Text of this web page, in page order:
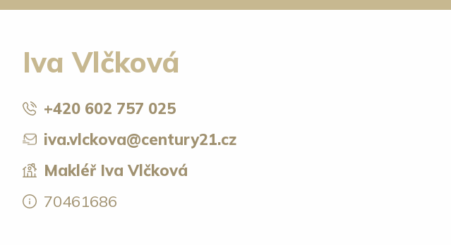
Iva Vlčková
+420 602 757 025
iva.vlckova@century21.cz
Makléř Iva Vlčková
70461686